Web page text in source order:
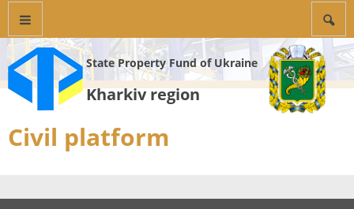
State Property Fund of Ukraine
Kharkiv region
Civil platform